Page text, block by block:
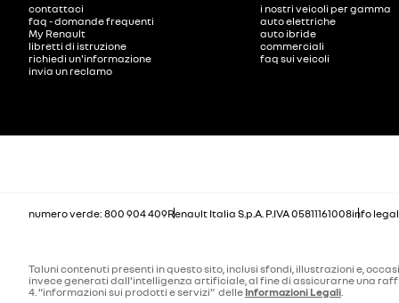
contattaci
faq - domande frequenti
My Renault
libretti di istruzione
richiedi un'informazione
invia un reclamo
i nostri veicoli per gamma
auto elettriche
auto ibride
commerciali
faq sui veicoli
numero verde: 800 904 409Renault Italia S.p.A. P.IVA 05811161008info
Taluni contenuti presenti in questo sito, inclusi sfondi, illustrazioni e,
invece generati dall’intelligenza artificiale, al fine di assicurarne una
4. “informazioni sui prodotti e servizi” delle Informazioni Legali.